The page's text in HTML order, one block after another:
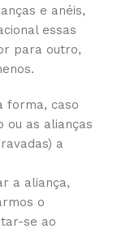
e anéis,
essas
para outro,
forma, caso
ou as alianças
a
a aliança,
o
se ao